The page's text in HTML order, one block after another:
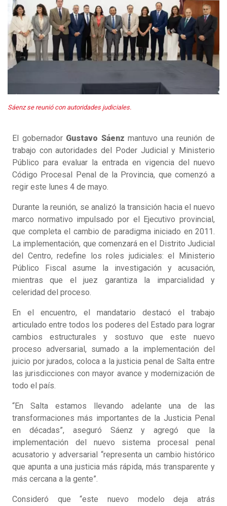
Sáenz se reunió con autoridades judiciales.
El gobernador Gustavo Sáenz mantuvo una reunión de
trabajo con autoridades del Poder Judicial y Ministerio
Público para evaluar la entrada en vigencia del nuevo
Código Procesal Penal de la Provincia, que comenzó a
regir este lunes 4 de mayo.
Durante la reunión, se analizó la transición hacia el nuevo
marco normativo impulsado por el Ejecutivo provincial,
que completa el cambio de paradigma iniciado en 2011.
La implementación, que comenzará en el Distrito Judicial
del Centro, redefine los roles judiciales: el Ministerio
Público Fiscal asume la investigación y acusación,
mientras que el juez garantiza la imparcialidad y
celeridad del proceso.
En el encuentro, el mandatario destacó el trabajo
articulado entre todos los poderes del Estado para lograr
cambios estructurales y sostuvo que este nuevo
proceso adversarial, sumado a la implementación del
juicio por jurados, coloca a la justicia penal de Salta entre
las jurisdicciones con mayor avance y modernización de
todo el país.
“En Salta estamos llevando adelante una de las
transformaciones más importantes de la Justicia Penal
en décadas”, aseguró Sáenz y agregó que la
implementación del nuevo sistema procesal penal
acusatorio y adversarial “representa un cambio histórico
que apunta a una justicia más rápida, más transparente y
más cercana a la gente”.
Consideró que “este nuevo modelo deja atrás